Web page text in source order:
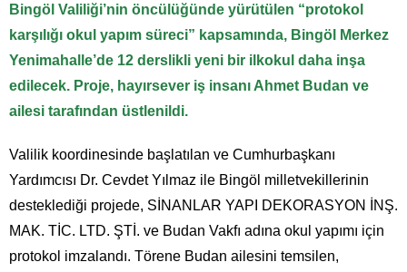
Bingöl Valiliği’nin öncülüğünde yürütülen “protokol
karşılığı okul yapım süreci” kapsamında, Bingöl Merkez
Yenimahalle’de 12 derslikli yeni bir ilkokul daha inşa
edilecek. Proje, hayırsever iş insanı Ahmet Budan ve
ailesi tarafından üstlenildi.
Valilik koordinesinde başlatılan ve Cumhurbaşkanı
Yardımcısı Dr. Cevdet Yılmaz ile Bingöl milletvekillerinin
desteklediği projede, SİNANLAR YAPI DEKORASYON İNŞ.
MAK. TİC. LTD. ŞTİ. ve Budan Vakfı adına okul yapımı için
protokol imzalandı. Törene Budan ailesini temsilen,